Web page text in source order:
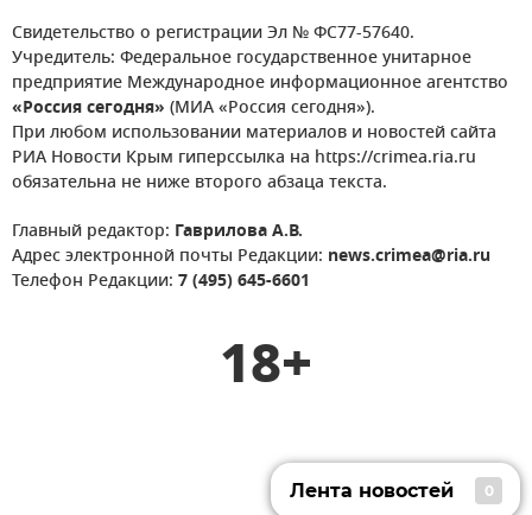
Свидетельство о регистрации Эл № ФС77-57640.
Учредитель: Федеральное государственное унитарное
предприятие Международное информационное агентство
«Россия сегодня» (МИА «Россия сегодня»).
При любом использовании материалов и новостей сайта
РИА Новости Крым гиперссылка на https://crimea.ria.ru
обязательна не ниже второго абзаца текста.
Главный редактор: Гаврилова А.В.
Адрес электронной почты Редакции: news.crimea@ria.ru
Телефон Редакции: 7 (495) 645-6601
18+
Лента новостей 0